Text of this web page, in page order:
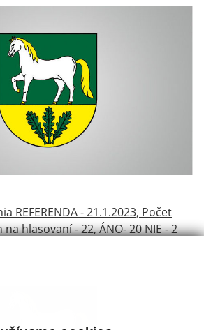
REFERENDA - 21.1.2023, Počet
hlasovaní - 22, ÁNO- 20 NIE - 2